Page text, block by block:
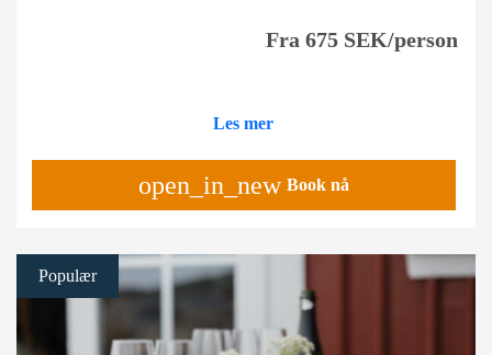
Fra 675 SEK/person
Les mer
open_in_new Book nå
Populær